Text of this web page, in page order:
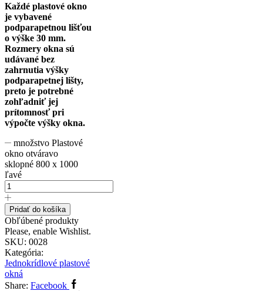
Každé plastové okno
je vybavené
podparapetnou lišťou
o výške 30 mm.
Rozmery okna sú
udávané bez
zahrnutia výšky
podparapetnej lišty,
preto je potrebné
zohľadniť jej
prítomnosť pri
výpočte výšky okna.
množstvo Plastové
okno otváravo
sklopné 800 x 1000
ľavé
Pridať do košíka
Obľúbené produkty
Please, enable Wishlist.
SKU: 0028
Kategória:
Jednokrídlové plastové
okná
Share: Facebook